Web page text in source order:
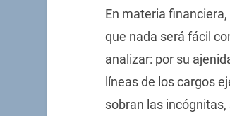
En materia
que nada será fácil
analizar: por su
líneas de los cargos
sobran las